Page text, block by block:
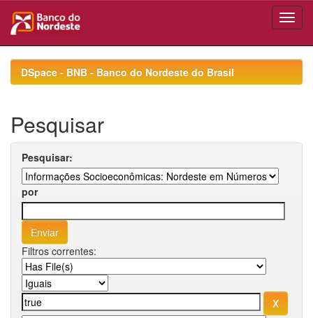
navigationDSpace - BNB - Banco do Nordeste do Brasil
Pesquisar
Pesquisar:
por
Filtros correntes: